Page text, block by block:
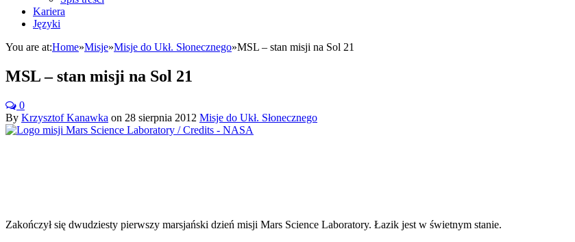
Kariera
Języki
You are at:Home»Misje»Misje do Ukł. Słonecznego»MSL – stan misji na Sol 21
MSL – stan misji na Sol 21
0
By Krzysztof Kanawka on 28 sierpnia 2012 Misje do Ukł. Słonecznego
Zakończył się dwudziesty pierwszy marsjański dzień misji Mars Science Laboratory. Łazik jest w świetnym stanie.